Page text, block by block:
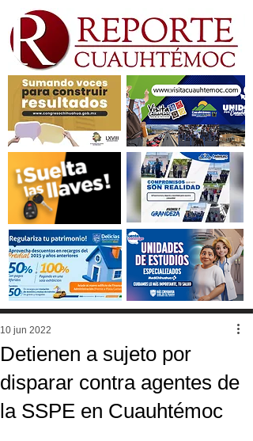
Detienen a sujeto por
disparar contra agentes de
la SSPE en Cuauhtémoc
10 jun 2022